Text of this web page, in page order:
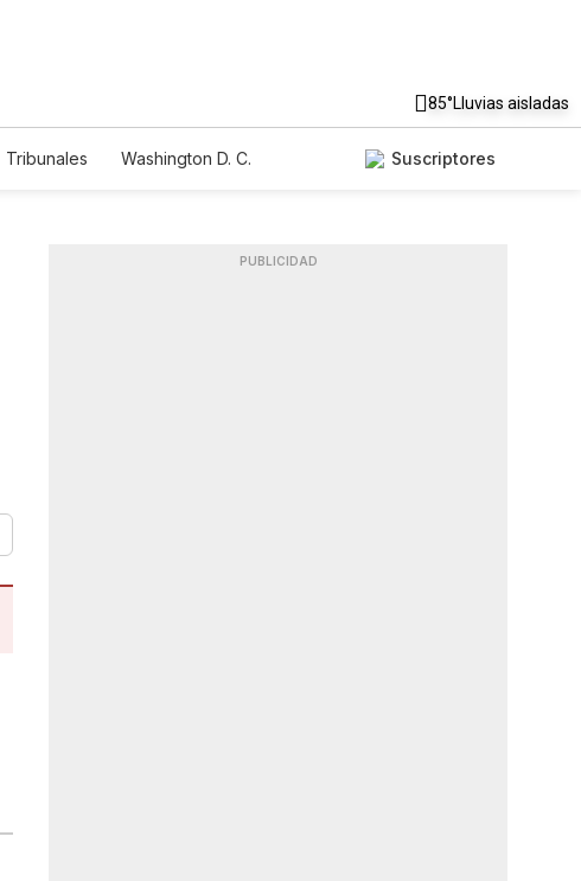
85°Lluvias aisladas
Tribunales
Washington D. C.
Suscriptores
PUBLICIDAD